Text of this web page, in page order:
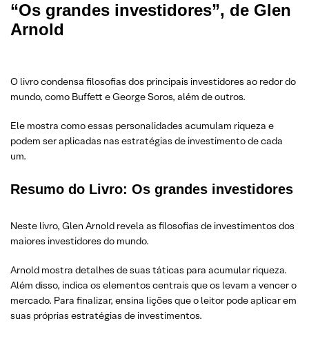
“Os grandes investidores”, de Glen
Arnold
O livro condensa filosofias dos principais investidores ao redor do
mundo, como Buffett e George Soros, além de outros.
Ele mostra como essas personalidades acumulam riqueza e
podem ser aplicadas nas estratégias de investimento de cada
um.
Resumo do Livro: Os grandes investidores
Neste livro, Glen Arnold revela as filosofias de investimentos dos
maiores investidores do mundo.
Arnold mostra detalhes de suas táticas para acumular riqueza.
Além disso, indica os elementos centrais que os levam a vencer o
mercado. Para finalizar, ensina lições que o leitor pode aplicar em
suas próprias estratégias de investimentos.